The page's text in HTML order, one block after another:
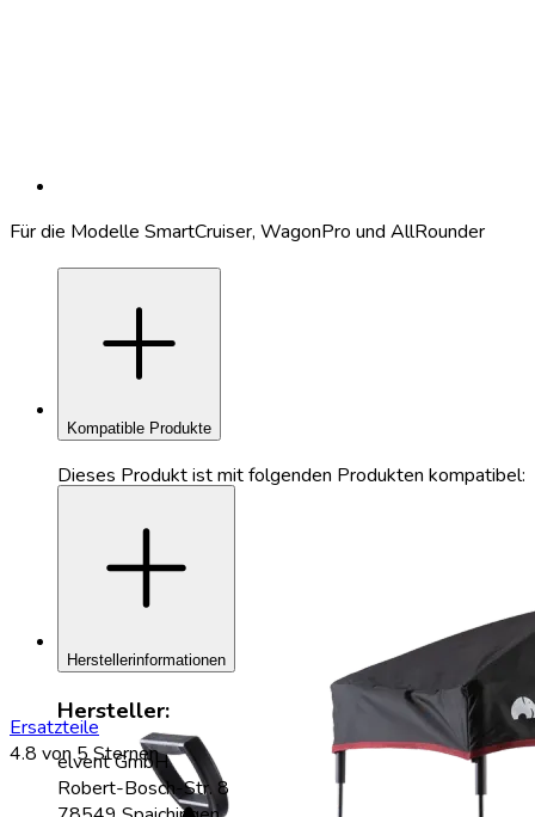
Für die Modelle SmartCruiser, WagonPro und AllRounder
add
Kompatible Produkte
Dieses Produkt ist mit folgenden Produkten kompatibel:
add
Herstellerinformationen
Hersteller:
elvent GmbH
Robert-Bosch-Str. 8
Ersatzteile
4.8 von 5 Sternen